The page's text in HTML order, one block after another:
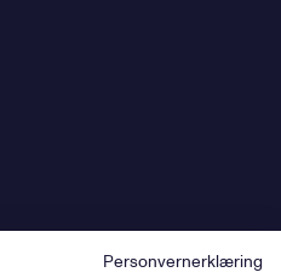
Personvernerklæring